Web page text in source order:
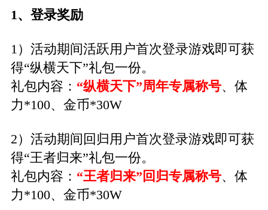
1、登录奖励
1）活动期间活跃用户首次登录游戏即可获
得“纵横天下”礼包一份。
礼包内容： “纵横天下”周年专属称号、体
力*100、金币*30W
2）活动期间回归用户首次登录游戏即可获
得“王者归来”礼包一份。
礼包内容： “王者归来”回归专属称号、体
力*100、金币*30W